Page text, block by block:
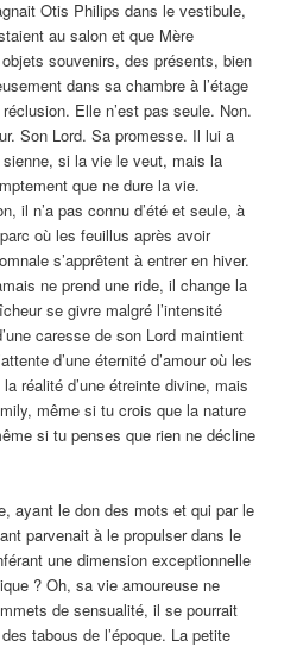
Otis Philips dans le vestibule,
au salon et que Mère
souvenirs, des présents, bien
dans sa chambre à l’étage
Elle n’est pas seule. Non.
Son Lord. Sa promesse. Il lui a
si la vie le veut, mais la
que ne dure la vie.
il n’a pas connu d’été et seule, à
où les feuillus après avoir
s’apprêtent à entrer en hiver.
ne prend une ride, il change la
se givre malgré l’intensité
caresse de son Lord maintient
d’une éternité d’amour où les
réalité d’une étreinte divine, mais
même si tu crois que la nature
si tu penses que rien ne décline
ayant le don des mots et qui par le
parvenait à le propulser dans le
une dimension exceptionnelle
? Oh, sa vie amoureuse ne
de sensualité, il se pourrait
tabous de l’époque. La petite